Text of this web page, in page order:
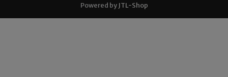
Powered by JTL-Shop